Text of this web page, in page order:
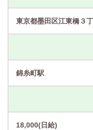
東京都墨田区江東橋３
錦糸町駅
18,000(日給)